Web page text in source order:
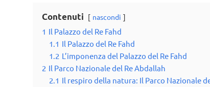
Contenuti nascondi
1 Il Palazzo del Re Fahd
1.1 Il Palazzo del Re Fahd
1.2 L’imponenza del Palazzo del Re Fahd
2 Il Parco Nazionale del Re Abdallah
2.1 Il respiro della natura: Il Parco Nazionale